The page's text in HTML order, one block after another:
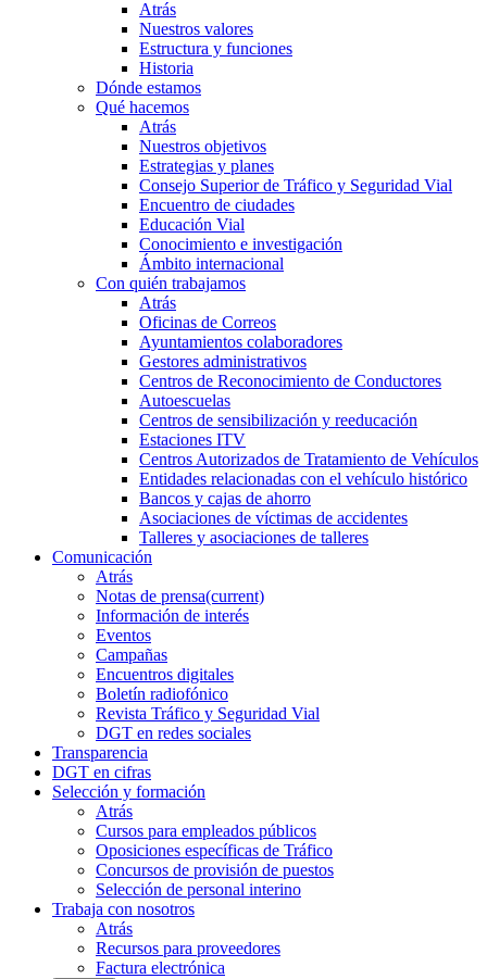
Atrás
Nuestros valores
Estructura y funciones
Historia
Dónde estamos
Qué hacemos
Atrás
Nuestros objetivos
Estrategias y planes
Consejo Superior de Tráfico y Seguridad Vial
Encuentro de ciudades
Educación Vial
Conocimiento e investigación
Ámbito internacional
Con quién trabajamos
Atrás
Oficinas de Correos
Ayuntamientos colaboradores
Gestores administrativos
Centros de Reconocimiento de Conductores
Autoescuelas
Centros de sensibilización y reeducación
Estaciones ITV
Centros Autorizados de Tratamiento de Vehículos
Entidades relacionadas con el vehículo histórico
Bancos y cajas de ahorro
Asociaciones de víctimas de accidentes
Talleres y asociaciones de talleres
Comunicación
Atrás
Notas de prensa(current)
Información de interés
Eventos
Campañas
Encuentros digitales
Boletín radiofónico
Revista Tráfico y Seguridad Vial
DGT en redes sociales
Transparencia
DGT en cifras
Selección y formación
Atrás
Cursos para empleados públicos
Oposiciones específicas de Tráfico
Concursos de provisión de puestos
Selección de personal interino
Trabaja con nosotros
Atrás
Recursos para proveedores
Factura electrónica